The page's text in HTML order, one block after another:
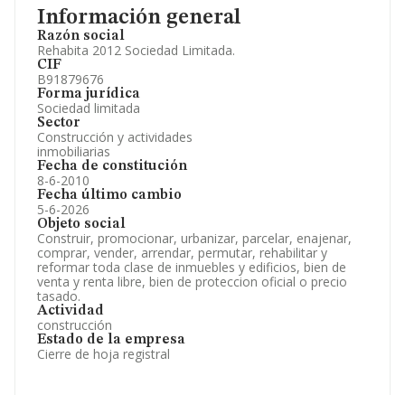
Información general
Razón social
Rehabita 2012 Sociedad Limitada.
CIF
B91879676
Forma jurídica
Sociedad limitada
Sector
Construcción y actividades
inmobiliarias
Fecha de constitución
8-6-2010
Fecha último cambio
5-6-2026
Objeto social
Construir, promocionar, urbanizar, parcelar, enajenar,
comprar, vender, arrendar, permutar, rehabilitar y
reformar toda clase de inmuebles y edificios, bien de
venta y renta libre, bien de proteccion oficial o precio
tasado.
Actividad
construcción
Estado de la empresa
Cierre de hoja registral
Información oficial y registral complementaria.